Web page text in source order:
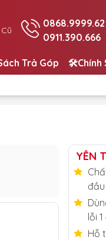
0868.9999.62
0911.390.666
Trả Góp 🛠️Chính
YÊN
đầu
lỗi 1
Hỗ